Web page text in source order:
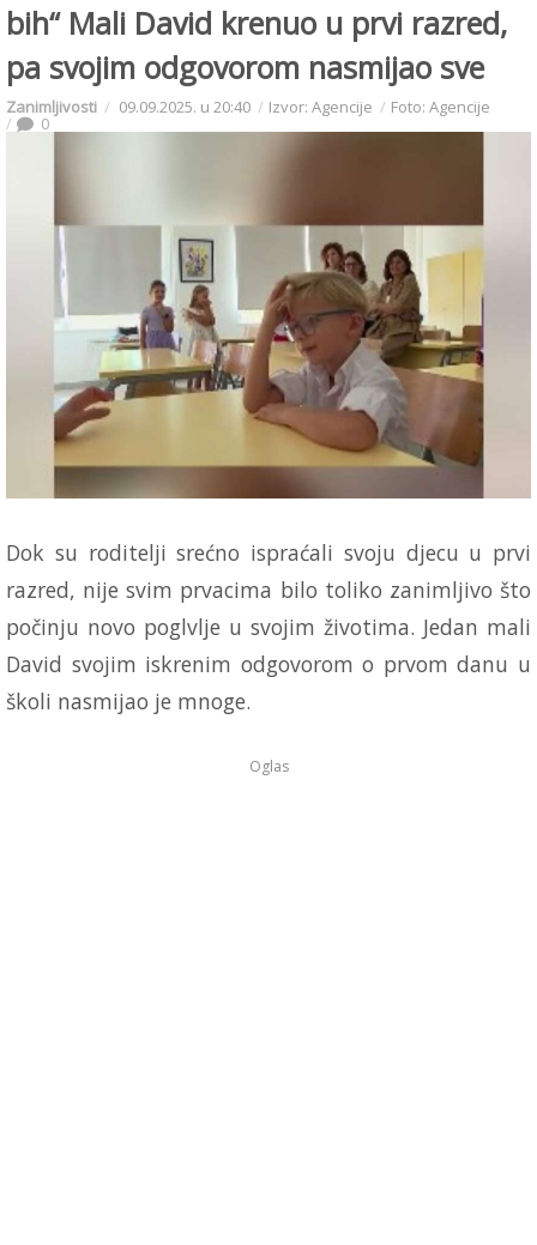
bih“ Mali David krenuo u prvi razred,
pa svojim odgovorom nasmijao sve
Zanimljivosti 09.09.2025. u 20:40 Izvor: Agencije Foto: Agencije
0
Dok su roditelji srećno ispraćali svoju djecu u prvi
razred, nije svim prvacima bilo toliko zanimljivo što
počinju novo poglvlje u svojim životima. Jedan mali
David svojim iskrenim odgovorom o prvom danu u
školi nasmijao je mnoge.
Oglas